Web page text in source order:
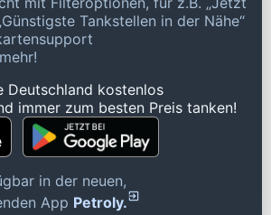
Tankstellen in der Nähe“
Deutschland kostenlos
immer zum besten Preis tanken!
in der neuen,
App Petroly.